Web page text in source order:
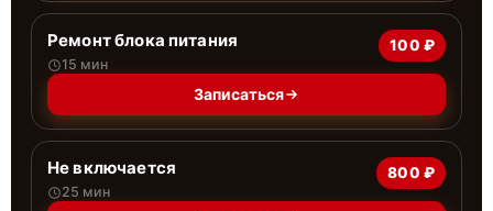
Ремонт блока питания
15 мин
100 ₽
Записаться
Не включается
25 мин
800 ₽